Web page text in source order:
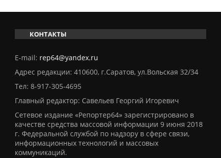
КОНТАКТЫ
E-mail: rep64@yandex.ru
Адрес редакции: 410600, г.Саратов, ул.Вольская 32/34
Тел: 8-917-305-4695
Главный редактор: Савельев Георгий Игоревич
Сетевое издание «Репортер64» зарегистрировано в
качестве средства массовой информации 9 июня 2018
г. Федеральной службой по надзору в сфере связи,
информационных технологий и массовых
коммуникаций.